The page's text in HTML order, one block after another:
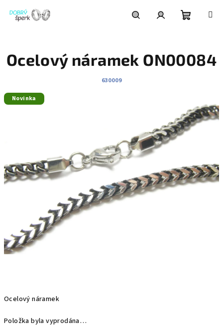
obsah
košík
Ocelový náramek
Položka byla vyprodána…
Ocelový náramek ON00084
630009
Novinka